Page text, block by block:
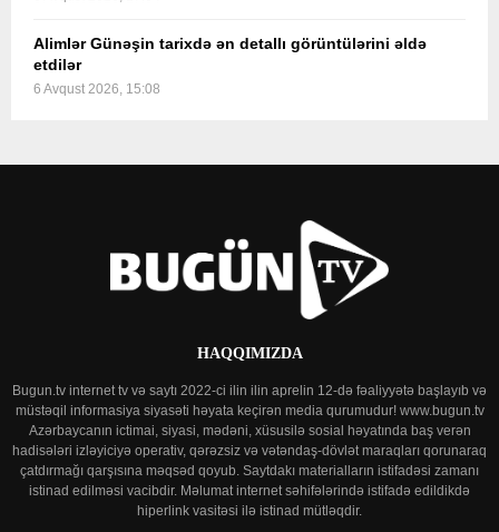
Alimlər Günəşin tarixdə ən detallı görüntülərini əldə
etdilər
6 Avqust 2026, 15:08
HAQQIMIZDA
Bugun.tv internet tv və saytı 2022-ci ilin ilin aprelin 12-də fəaliyyətə başlayıb və
müstəqil informasiya siyasəti həyata keçirən media qurumudur! www.bugun.tv
Azərbaycanın ictimai, siyasi, mədəni, xüsusilə sosial həyatında baş verən
hadisələri izləyiciyə operativ, qərəzsiz və vətəndaş-dövlət maraqları qorunaraq
çatdırmağı qarşısına məqsəd qoyub. Saytdakı materialların istifadəsi zamanı
istinad edilməsi vacibdir. Məlumat internet səhifələrində istifadə edildikdə
hiperlink vasitəsi ilə istinad mütləqdir.